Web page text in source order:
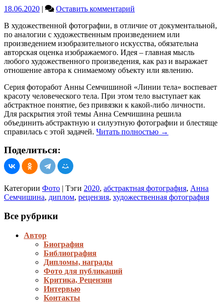
18.06.2020 | Оставить комментарий
Семчишина
«Линии
тела»
В художественной фотографии, в отличие от документальной,
по аналогии с художественным произведением или
произведением изобразительного искусства, обязательна
авторская оценка изображаемого. Идея – главная мысль
любого художественного произведения, как раз и выражает
отношение автора к снимаемому объекту или явлению.
Серия фоторабот Анны Семчишиной «Линии тела» воспевает
красоту человеческого тела. При этом тело выступает как
абстрактное понятие, без привязки к какой-либо личности.
Для раскрытия этой темы Анна Семчишина решила
объединить абстрактную и силуэтную фотографии и блестяще
справилась с этой задачей. Читать полностью →
Поделиться:
Категории Фото | Тэги 2020, абстрактная фотография, Анна
Семчишина, диплом, рецензия, художественная фотография
Все рубрики
Автор
Биография
Библиография
Дипломы, награды
Фото для публикаций
Критика, Рецензии
Интервью
Контакты